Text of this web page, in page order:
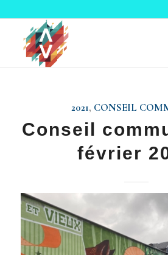
2021, CONSEIL
Conseil
février